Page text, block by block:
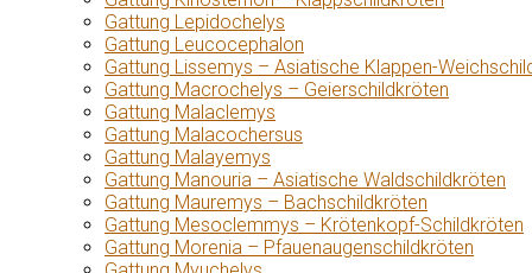
Gattung Lepidochelys
Gattung Leucocephalon
Gattung Lissemys – Asiatische Klappen-
Gattung Macrochelys – Geierschildkröten
Gattung Malaclemys
Gattung Malacochersus
Gattung Malayemys
Gattung Manouria – Asiatische Waldschildkröten
Gattung Mauremys – Bachschildkröten
Gattung Mesoclemmys – Krötenkopf-Schildkröten
Gattung Morenia – Pfauenaugenschildkröten